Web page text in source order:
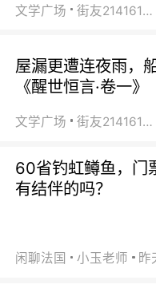
文学广场 街友21416156
屋漏更遭连夜雨，
《醒世恒言·卷一
文学广场 街友21416156
60省钓虹鳟鱼，门
有结伴的吗？
闲聊法国 小玉老师 昨